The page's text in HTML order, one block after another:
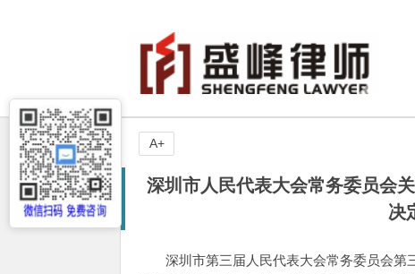
深圳市人民代表大会常务委员会
决
深圳市第三届人民代表大会常务委员会
A+